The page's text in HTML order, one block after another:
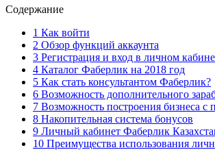
Содержание
1 Как войти
2 Обзор функций аккаунта
3 Регистрация и вход в личном
4 Каталог Фаберлик на 2018 год
5 Как стать консультантом Фаберлик?
6 Возможность дополнительного
7 Возможность построения бизнеса с
8 Накопительная система бонусов
9 Личный кабинет Фаберлик
10 Преимущества использования